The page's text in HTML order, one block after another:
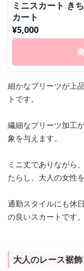
ミニスカート き
カート
¥5,000
細かなプリーツが上
トです。
繊細なプリーツ加工
象を与えます。
ミニ丈でありながら
たらし、大人の女性
通勤スタイルにも休
の良いスカートです。
大人のレース裾